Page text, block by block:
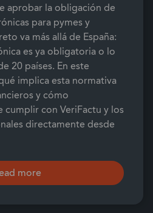
aprobar la obligación de
para pymes y
va más allá de España:
es ya obligatoria o lo
20 países. En este
implica esta normativa
y cómo
cumplir con VeriFactu y los
directamente desde
more